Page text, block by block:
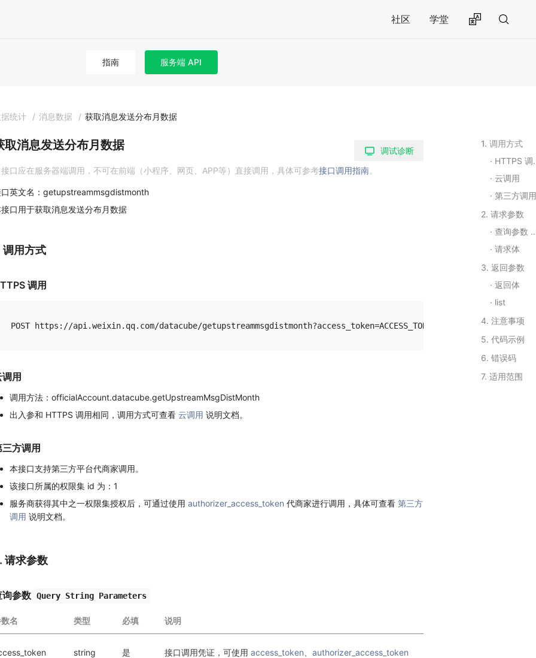
社区 学堂
指南 服务端 API
统计 / 消息数据 / 获取消息发送分布月数据
取消息发送分布月数据
调试诊断
接口应在服务器端调用，不可在前端（小程序、网页、APP等）直接调用，具体可参考接口调用指南。
英文名：getupstreammsgdistmonth
口用于获取消息发送分布月数据
调用方式
调用
用
调用方法：officialAccount.datacube.getUpstreamMsgDistMonth
出入参和 HTTPS 调用相同，调用方式可查看 云调用 说明文档。
三方调用
本接口支持第三方平台代商家调用。
该接口所属的权限集 id 为：1
服务商获得其中之一权限集授权后，可通过使用 authorizer_access_token 代商家进行调用，具体可查看 第三方
调用 说明文档。
请求参数
询参数 Query String Parameters
名 类型 必填 说明
string 是 接口调用凭证，可使用 access_token authorizer_access_token
1. 调用方式
HTTPS 调用
云调用
第三方调用
2. 请求参数
查询参数 Query String Parameters
请求体
3. 返回参数
返回体
list
4. 注意事项
5. 代码示例
6. 错误码
7. 适用范围